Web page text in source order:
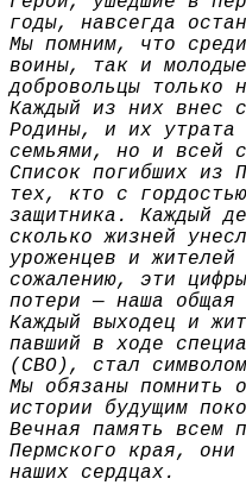
годы, навсегда
Мы помним, что
воины, так и
добровольцы только
Каждый из них внес
Родины, и их утрата
семьями, но и всей
Список погибших из
тех, кто с
защитника. Каждый
сколько жизней
уроженцев и
сожалению, эти
потери — наша общая
Каждый выходец и
павший в ходе
(СВО), стал
Мы обязаны помнить
истории будущим
Вечная память всем
Пермского края, они
наших сердцах.